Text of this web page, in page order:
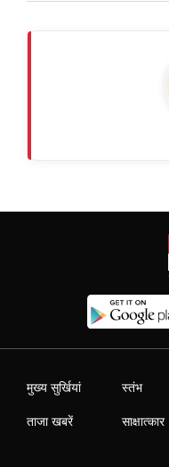
मुख्य सुर्खियां
ताजा खबरें
स्तंभ
साक्षात्कार